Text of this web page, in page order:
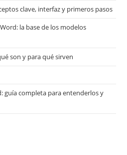
clave, interfaz y primeros pasos
la base de los modelos
son y para qué sirven
guía completa para entenderlos y